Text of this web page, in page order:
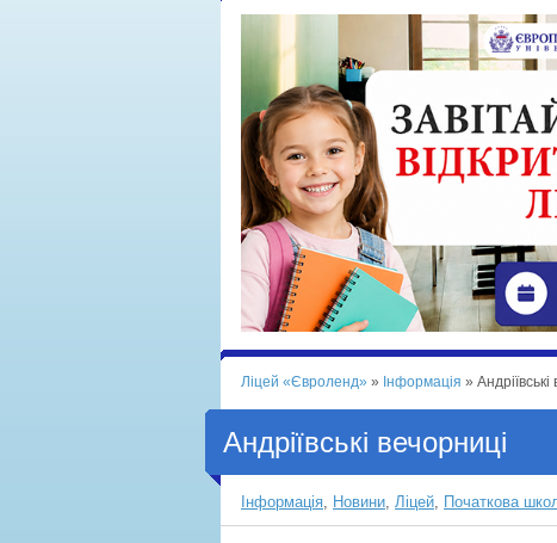
Ліцей «Євроленд» » Інформація »
Андріївські вечорниці
Інформація, Новини, Ліцей, Початкова